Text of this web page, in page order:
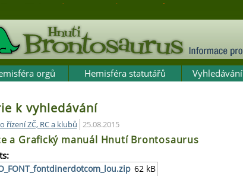
orgů Hemisféra statutářů Vyhledávání
k vyhledávání
řízení ZČ, RC a klubů 25.08.2015
a Grafický manuál Hnutí Brontosaurus
62 kB